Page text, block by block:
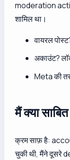
moderation
शामिल था।
वायरल
अकाउंट?
Meta की
मैं क्या
क्रम साफ़ है:
चुकी थी, मैंने दूसरे